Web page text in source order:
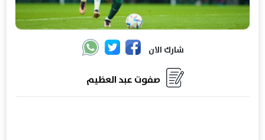
شارك الان
صفوت عبد العظيم